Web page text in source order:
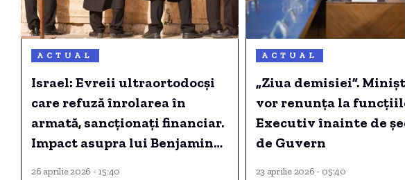
ACTUAL
Israel: Evreii ultraortodocși
care refuză înrolarea în
armată, sancționați financiar.
Impact asupra lui Benjamin
26 aprilie 2026 - 15:40
ACTUAL
„Ziua demisiei”.
vor renunța la
Executiv înainte de
de Guvern
23 aprilie 2026 - 05:40